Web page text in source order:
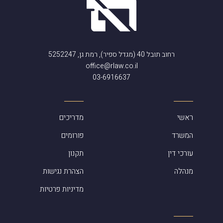
רחוב תובל 40 (מגדל ספיר), רמת גן, 5252247
office@rlaw.co.il
03-6916637
ראשי
המשרד
עורכי דין
מנהלה
מדריכים
פורומים
תקנון
הצהרת נגישות
מדיניות פרטיות